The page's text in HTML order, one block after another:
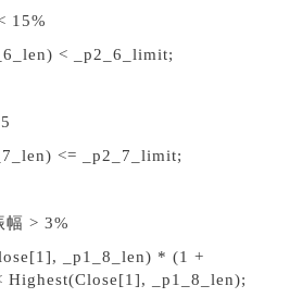
15%
< _p2_6_limit;
<= _p2_7_limit;
幅 > 3%
_p1_8_len) * (1 +
Highest(Close[1], _p1_8_len);